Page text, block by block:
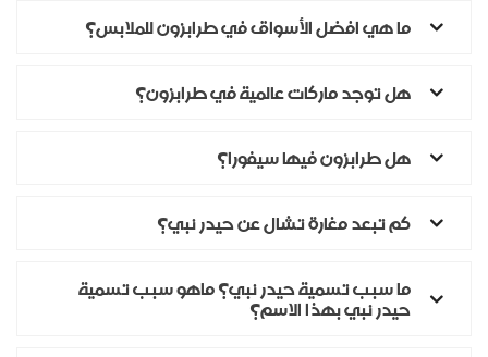
ما هي افضل الأسواق في طرابزون للملابس؟
هل توجد ماركات عالمية في طرابزون؟
هل طرابزون فيها سيفورا؟
كم تبعد مغارة تشال عن حيدر نبي؟
ما سبب تسمية حيدر نبي؟ ماهو سبب تسمية
حيدر نبي بهذا الاسم؟